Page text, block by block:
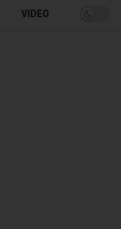
VIDEO